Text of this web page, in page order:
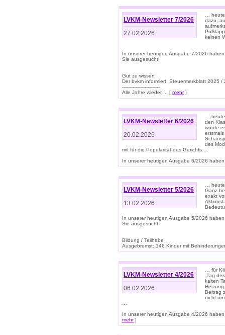
LVKM-Newsletter 7/2026
27.02.2026
…
dazu,
keinen
In unserer heutigen Ausgabe 7/2026
Sie ausgesucht:
Gut zu wissen
Der bvkm informiert: Steuermerkblatt 2025 /
-------------------------
Alle Jahre wieder ... [ mehr]
LVKM-Newsletter 6/2026
20.02.2026
…
den
wurde
des
mit für die Popularität des Gerichts …
In unserer heutigen Ausgabe 6/2026
LVKM-Newsletter 5/2026
13.02.2026
…
Ganz
exakt
In unserer heutigen Ausgabe 5/2026
Sie ausgesucht:
Bildung / Teilhabe
Ausgebremst: 146 Kinder mit
LVKM-Newsletter 4/2026
06.02.2026
… für
„Tag
kalten
Beitrag
nicht
In unserer heutigen Ausgabe 4/2026
mehr]